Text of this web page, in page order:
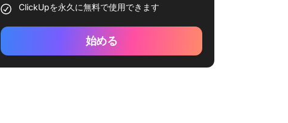
ClickUpを永久に無料で使用できます
始める